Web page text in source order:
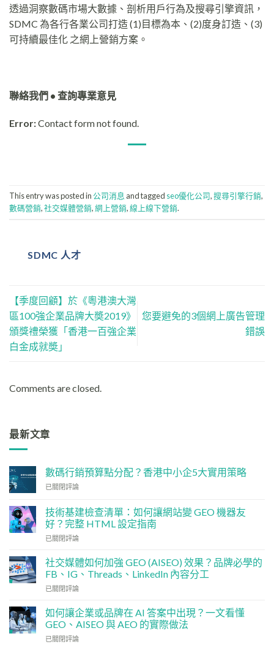
透過洞察數碼市場大數據、剖析用戶行為及搜尋引擎資訊，
SDMC 為各行各業公司打造 (1)目標為本、(2)度身訂造、(3)
可持續最佳化 之網上營銷方案。
聯絡我們 • 查詢專業意見
Error:Contact form not found.
This entry was posted in 公司消息 and tagged seo優化公司,搜尋引擎行銷,
數碼營銷,社交媒體營銷,網上營銷,線上線下營銷.
SDMC 人才
【季度回顧】於《粵港澳大灣
區100強企業品牌大奬2019》
頒獎禮榮獲「香港一百強企業
白金成就奬」
您要避免的3個網上廣告管理
錯誤
Comments are closed.
最新文章
數碼行銷預算點分配？香港中小企5大實用策略
數
行
銷
預
算
分
配？
香
港
小
企
大
已關閉評論
技術基建檢查清單：如何讓網站變 GEO 機器友
好？完整 HTML 設定指南
技
基
建
檢
查
單：
如
讓
已關閉評論
社交媒體如何加強 GEO (AISEO) 效果？品牌必學的
FB、IG、Threads、LinkedIn 內容分工
社
媒
體
如
何
已關閉評論
如何讓企業或品牌在 AI 答案中出現？一文看懂
GEO、AISEO 與 AEO 的實際做法
如
已關閉評論